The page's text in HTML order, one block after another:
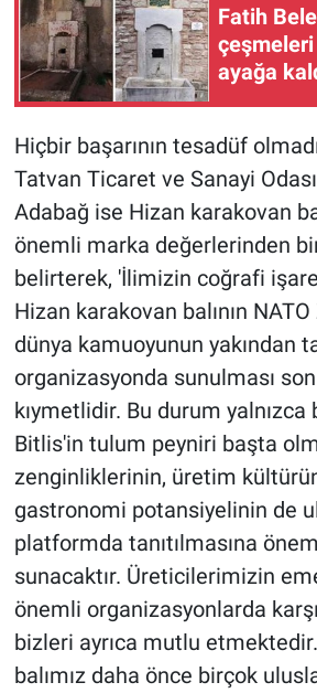
Fatih
ayağa
Hiçbir başarının tesadüf
Tatvan Ticaret ve Sanayi
Adabağ ise Hizan karakovan
önemli marka değerlerinden
belirterek, 'İlimizin coğrafi
Hizan karakovan balının
dünya kamuoyunun yakından
organizasyonda sunulması
kıymetlidir. Bu durum yalnızca
Bitlis'in tulum peyniri başta
zenginliklerinin, üretim
gastronomi potansiyelinin de
platformda tanıtılmasına
sunacaktır. Üreticilerimizin
önemli organizasyonlarda
bizleri ayrıca mutlu
balımız daha önce birçok